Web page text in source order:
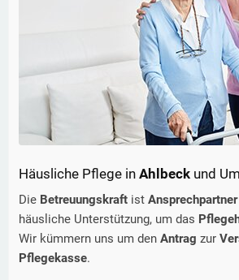
Häusliche Pflege in Ahlbeck und
Die Betreuungskraft ist Ansprechpartner
häusliche Unterstützung, um das
Wir kümmern uns um den Antrag zur
Pflegekasse.